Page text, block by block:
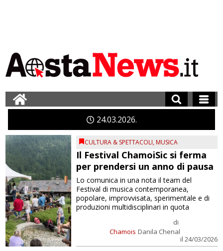
2403 2026
CULTURA & SPETTACOLI, MUSICA
Il Festival ChamoiSic si ferma
per prendersi un anno di pausa
Chamois
di
Danila Chenal
il 24/03/2026
Lo comunica in una nota il team del
Festival di musica contemporanea,
popolare, improvvisata, sperimentale e di
produzioni multidisciplinari in quota